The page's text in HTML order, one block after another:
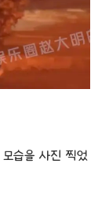
습을 사진 찍었